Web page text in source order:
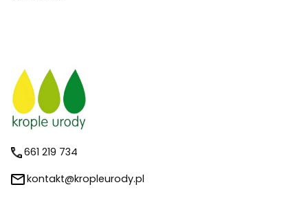
661 219 734
kontakt@kropleurody.pl